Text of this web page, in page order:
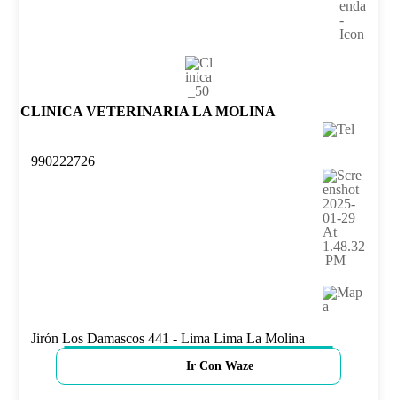
CLINICA VETERINARIA LA MOLINA
990222726
Jirón Los Damascos 441 - Lima Lima La Molina
Ir Con Waze